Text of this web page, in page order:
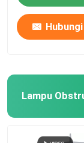
Tur Pabrik
Lampu